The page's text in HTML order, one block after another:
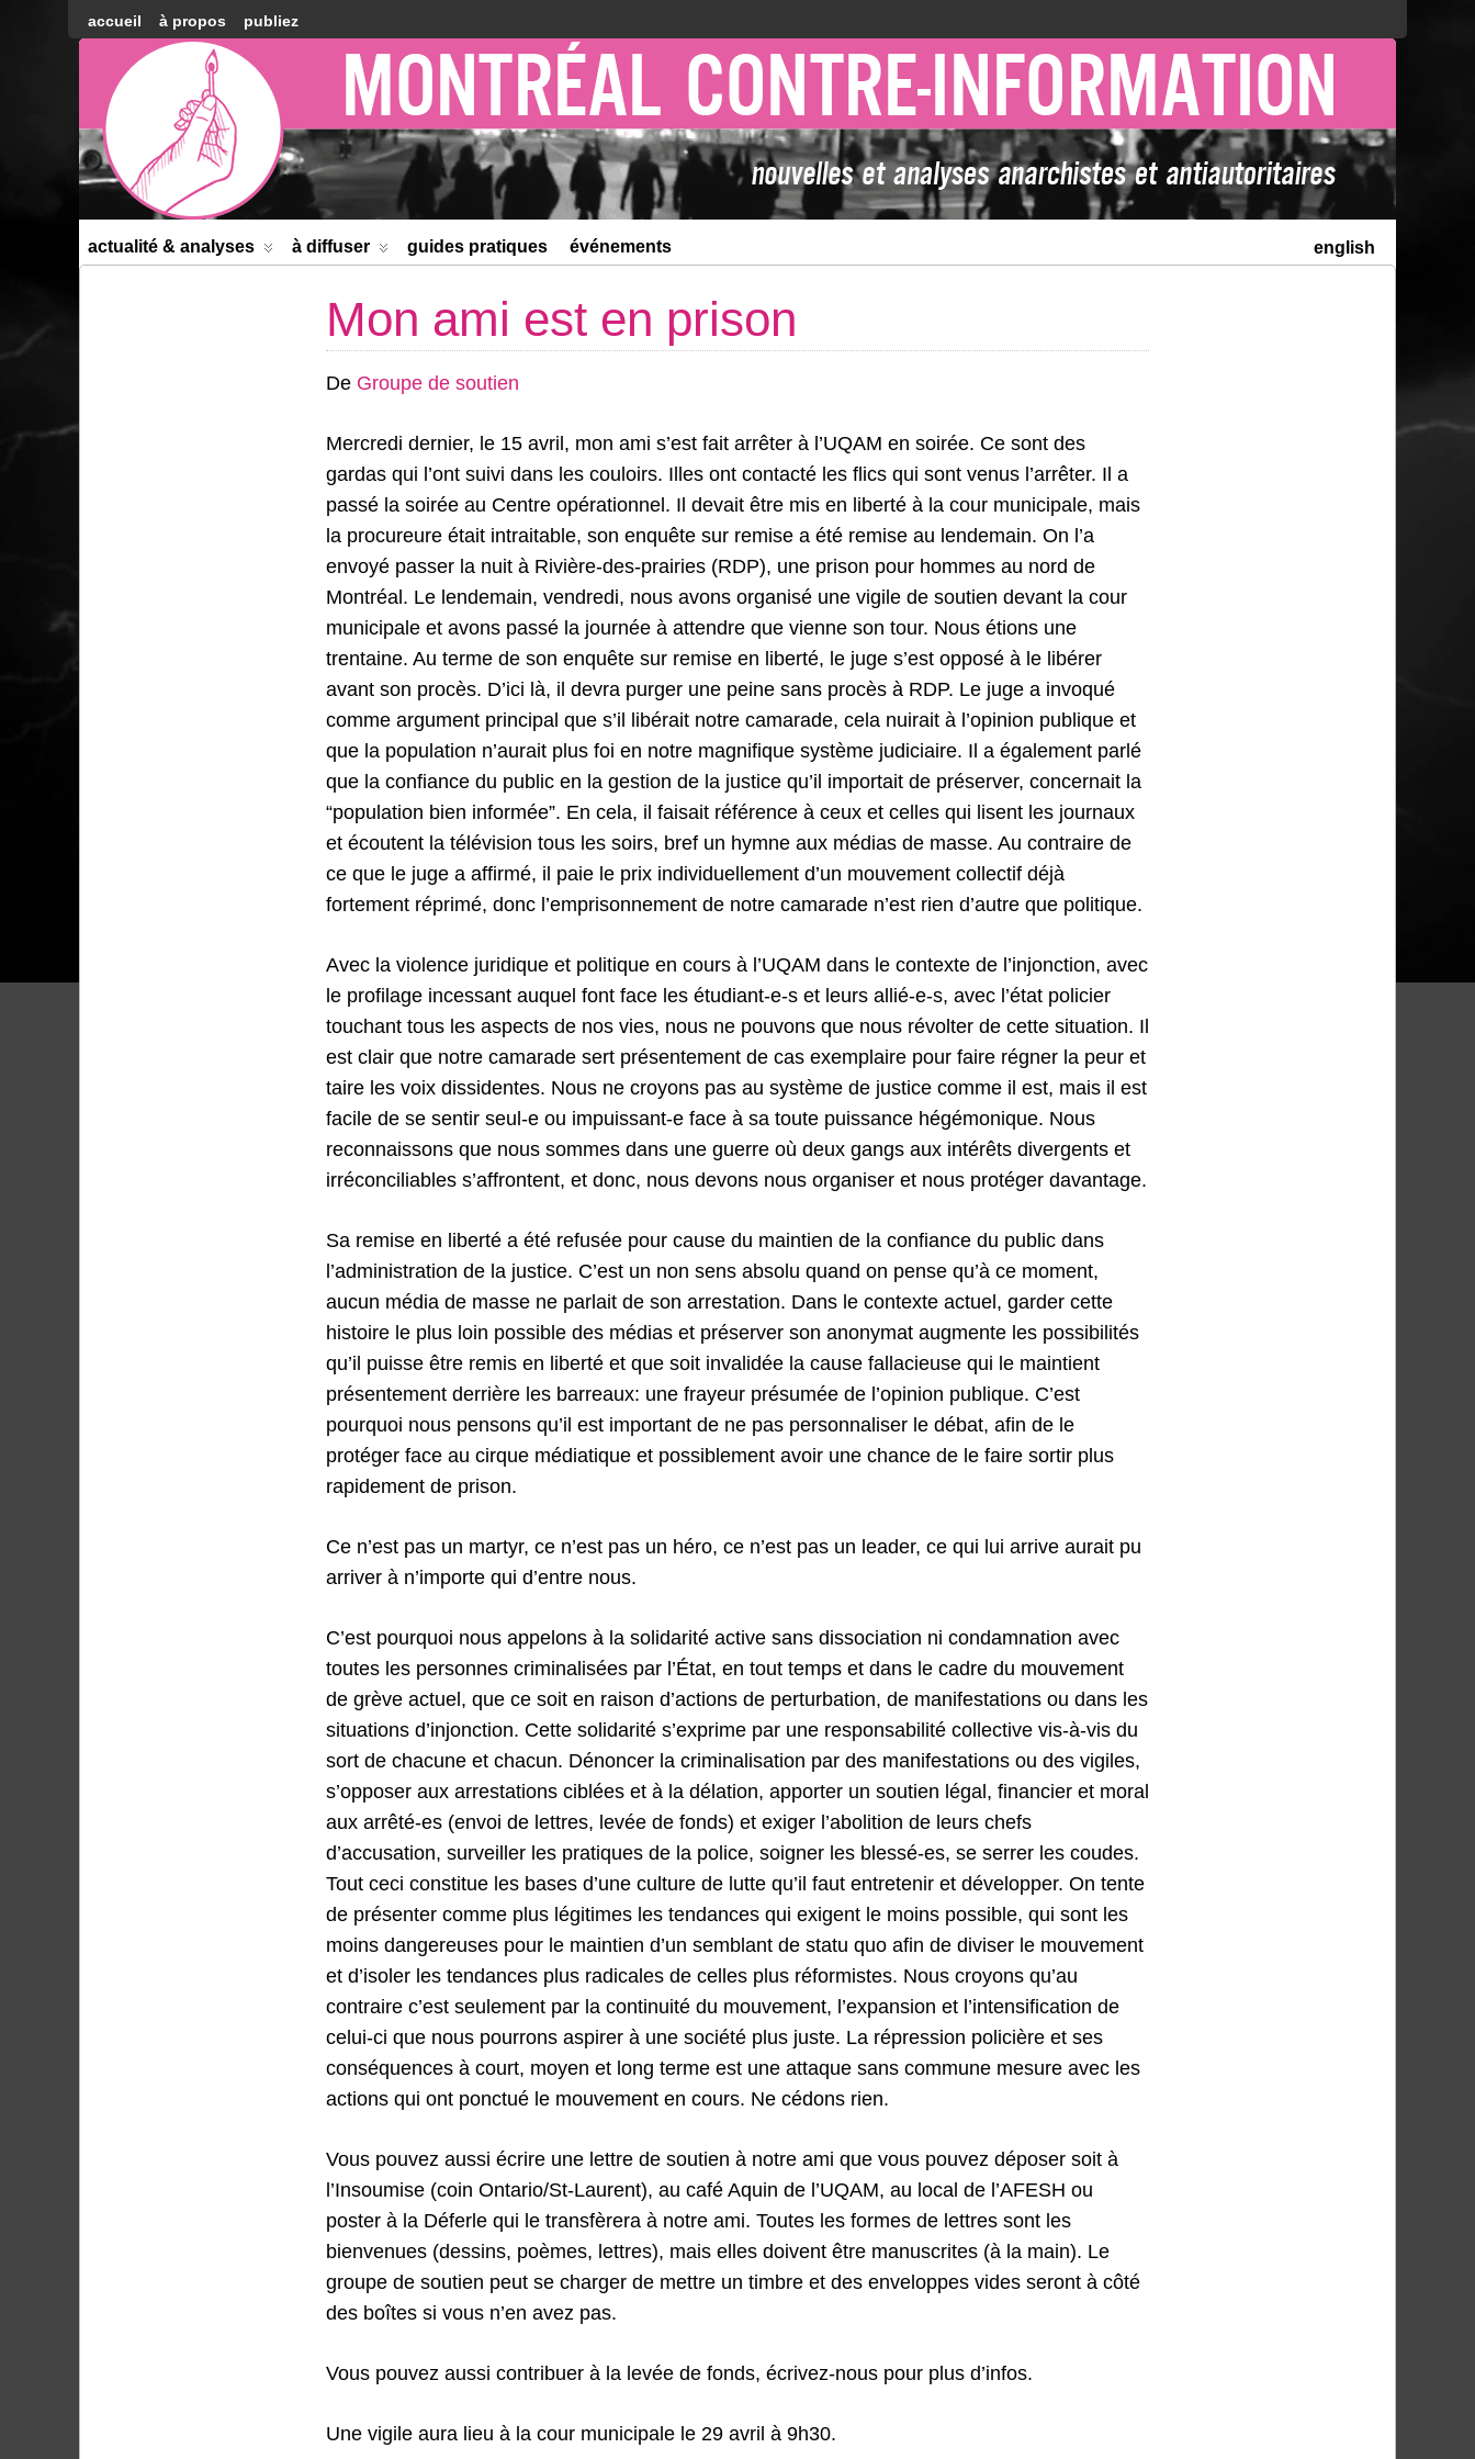
accueil à propos publiez
Montréal
Counter-
information
english
actualité & analyses à diffuser guides pratiques événements
Mon ami est en prison
De Groupe de soutien
Mercredi dernier, le 15 avril, mon ami s’est fait arrêter à l’UQAM en soirée. Ce sont des
gardas qui l’ont suivi dans les couloirs. Illes ont contacté les flics qui sont venus l’arrêter. Il a
passé la soirée au Centre opérationnel. Il devait être mis en liberté à la cour municipale, mais
la procureure était intraitable, son enquête sur remise a été remise au lendemain. On l’a
envoyé passer la nuit à Rivière-des-prairies (RDP), une prison pour hommes au nord de
Montréal. Le lendemain, vendredi, nous avons organisé une vigile de soutien devant la cour
municipale et avons passé la journée à attendre que vienne son tour. Nous étions une
trentaine. Au terme de son enquête sur remise en liberté, le juge s’est opposé à le libérer
avant son procès. D’ici là, il devra purger une peine sans procès à RDP. Le juge a invoqué
comme argument principal que s’il libérait notre camarade, cela nuirait à l’opinion publique et
que la population n’aurait plus foi en notre magnifique système judiciaire. Il a également parlé
que la confiance du public en la gestion de la justice qu’il importait de préserver, concernait la
“population bien informée”. En cela, il faisait référence à ceux et celles qui lisent les journaux
et écoutent la télévision tous les soirs, bref un hymne aux médias de masse. Au contraire de
ce que le juge a affirmé, il paie le prix individuellement d’un mouvement collectif déjà
fortement réprimé, donc l’emprisonnement de notre camarade n’est rien d’autre que politique.
Avec la violence juridique et politique en cours à l’UQAM dans le contexte de l’injonction, avec
le profilage incessant auquel font face les étudiant-e-s et leurs allié-e-s, avec l’état policier
touchant tous les aspects de nos vies, nous ne pouvons que nous révolter de cette situation. Il
est clair que notre camarade sert présentement de cas exemplaire pour faire régner la peur et
taire les voix dissidentes. Nous ne croyons pas au système de justice comme il est, mais il est
facile de se sentir seul-e ou impuissant-e face à sa toute puissance hégémonique. Nous
reconnaissons que nous sommes dans une guerre où deux gangs aux intérêts divergents et
irréconciliables s’affrontent, et donc, nous devons nous organiser et nous protéger davantage.
Sa remise en liberté a été refusée pour cause du maintien de la confiance du public dans
l’administration de la justice. C’est un non sens absolu quand on pense qu’à ce moment,
aucun média de masse ne parlait de son arrestation. Dans le contexte actuel, garder cette
histoire le plus loin possible des médias et préserver son anonymat augmente les possibilités
qu’il puisse être remis en liberté et que soit invalidée la cause fallacieuse qui le maintient
présentement derrière les barreaux: une frayeur présumée de l’opinion publique. C’est
pourquoi nous pensons qu’il est important de ne pas personnaliser le débat, afin de le
protéger face au cirque médiatique et possiblement avoir une chance de le faire sortir plus
rapidement de prison.
Ce n’est pas un martyr, ce n’est pas un héro, ce n’est pas un leader, ce qui lui arrive aurait pu
arriver à n’importe qui d’entre nous.
C’est pourquoi nous appelons à la solidarité active sans dissociation ni condamnation avec
toutes les personnes criminalisées par l’État, en tout temps et dans le cadre du mouvement
de grève actuel, que ce soit en raison d’actions de perturbation, de manifestations ou dans les
situations d’injonction. Cette solidarité s’exprime par une responsabilité collective vis-à-vis du
sort de chacune et chacun. Dénoncer la criminalisation par des manifestations ou des vigiles,
s’opposer aux arrestations ciblées et à la délation, apporter un soutien légal, financier et moral
aux arrêté-es (envoi de lettres, levée de fonds) et exiger l’abolition de leurs chefs
d’accusation, surveiller les pratiques de la police, soigner les blessé-es, se serrer les coudes.
Tout ceci constitue les bases d’une culture de lutte qu’il faut entretenir et développer. On tente
de présenter comme plus légitimes les tendances qui exigent le moins possible, qui sont les
moins dangereuses pour le maintien d’un semblant de statu quo afin de diviser le mouvement
et d’isoler les tendances plus radicales de celles plus réformistes. Nous croyons qu’au
contraire c’est seulement par la continuité du mouvement, l’expansion et l’intensification de
celui-ci que nous pourrons aspirer à une société plus juste. La répression policière et ses
conséquences à court, moyen et long terme est une attaque sans commune mesure avec les
actions qui ont ponctué le mouvement en cours. Ne cédons rien.
Vous pouvez aussi écrire une lettre de soutien à notre ami que vous pouvez déposer soit à
l’Insoumise (coin Ontario/St-Laurent), au café Aquin de l’UQAM, au local de l’AFESH ou
poster à la Déferle qui le transfèrera à notre ami. Toutes les formes de lettres sont les
bienvenues (dessins, poèmes, lettres), mais elles doivent être manuscrites (à la main). Le
groupe de soutien peut se charger de mettre un timbre et des enveloppes vides seront à côté
des boîtes si vous n’en avez pas.
Vous pouvez aussi contribuer à la levée de fonds, écrivez-nous pour plus d’infos.
Une vigile aura lieu à la cour municipale le 29 avril à 9h30.